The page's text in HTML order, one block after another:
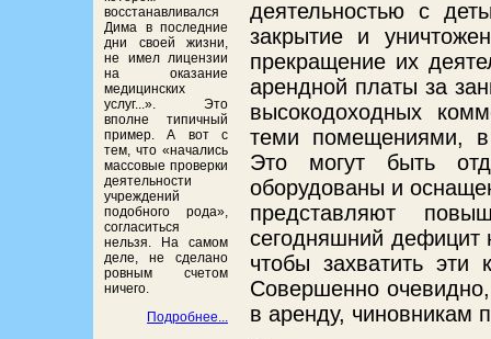
восстанавливался
Дима в последние
дни своей жизни,
не имел лицензии
на оказание
медицинских
услуг...». Это
вполне типичный
пример. А вот с
тем, что «начались
массовые проверки
деятельности
учреждений
подобного рода»,
согласиться
нельзя. На самом
деле, не сделано
ровным счетом
ничего.
Подробнее...
деятельностью с
закрытие и
прекращение их
арендной платы за
высокодоходных
теми помещениями, в
Это могут быть
оборудованы и
представляют
сегодняшний
чтобы захватить эти
Совершенно
в аренду, чиновникам